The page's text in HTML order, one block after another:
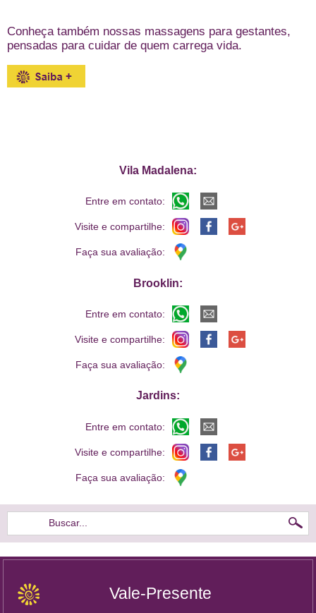
Conheça também nossas massagens para gestantes,
pensadas para cuidar de quem carrega vida.
Vila Madalena:
Entre em contato:
Visite e compartilhe:
Faça sua avaliação:
Brooklin:
Entre em contato:
Visite e compartilhe:
Faça sua avaliação:
Jardins:
Entre em contato:
Visite e compartilhe:
Faça sua avaliação:
Buscar...
Vale-Presente